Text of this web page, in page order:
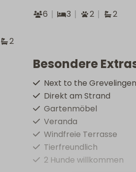
6 3 2 2
2
Besondere
Next to the
Direkt am Strand
Gartenmöbel
Veranda
Windfreie Terrasse
Tierfreundlich
2 Hunde willkommen